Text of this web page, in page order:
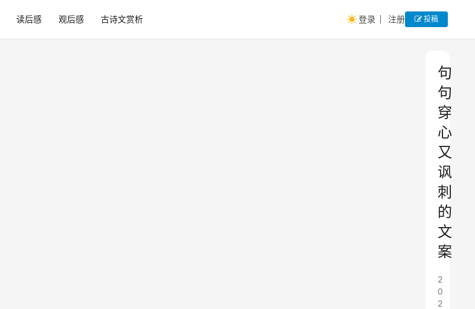
读后感 观后感 古诗文赏析 登录 注册 投稿
句
句
穿
心
又
讽
刺
的
文
案
2
0
2